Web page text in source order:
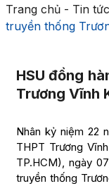
Trang chủ- Tin tức
truyền thống
HSU đồng
Trương Vĩnh
Nhân kỷ niệm 22
THPT Trương
TP.HCM), ngày
truyền thống